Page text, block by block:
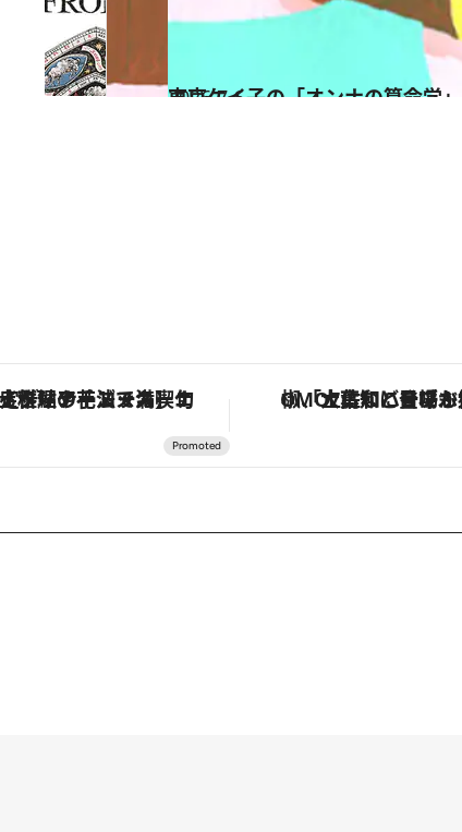
2026.7.6
東京ケイ子の「オンナの算命学」
占い
】旬を迎える稚鮎や花ズッキーニなどをイタリア・トスカーナの郷土料理の手法で満喫！ 「土佐和ハーブかき氷」がOMO7高知に